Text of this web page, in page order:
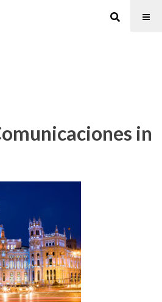
in